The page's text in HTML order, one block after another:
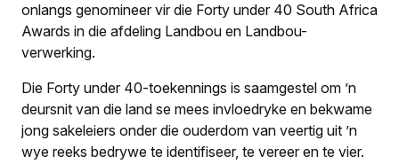
onlangs genomineer vir die Forty under 40 South Africa
Awards in die afdeling Landbou en Landbou-
verwerking.
Die Forty under 40-toekennings is saamgestel om ’n
deursnit van die land se mees invloedryke en bekwame
jong sakeleiers onder die ouderdom van veertig uit ’n
wye reeks bedrywe te identifiseer, te vereer en te vier.